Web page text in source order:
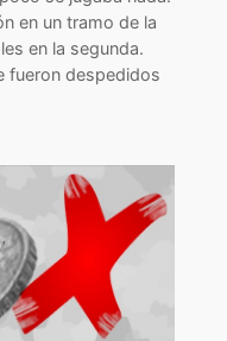
en un tramo de la
en la segunda.
fueron despedidos